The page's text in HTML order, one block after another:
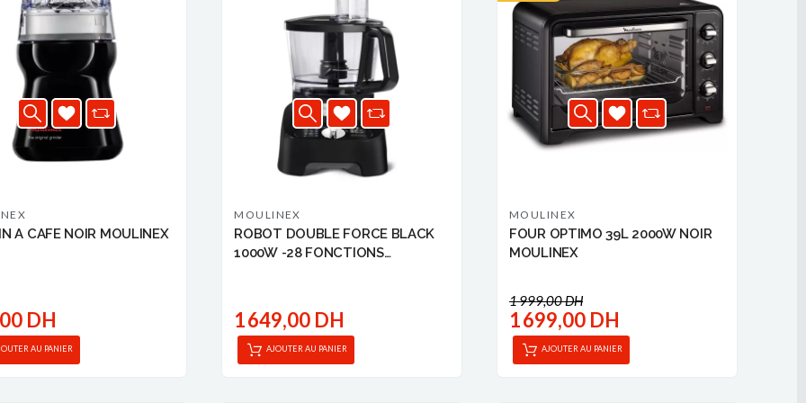
A CAFE NOIR MOULINEX
DH
AU PANIER
MOULINEX
ROBOT DOUBLE FORCE BLACK
1000W -28 FONCTIONS
1 649,00 DH
AJOUTER AU PANIER
MOULINEX
FOUR OPTIMO 39L 2000W NOIR
MOULINEX
1 999,00 DH
1 699,00 DH
AJOUTER AU PANIER